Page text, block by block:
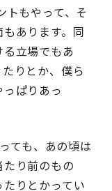
トもやって、そ
あります。同
立場でもあ
りとか、僕ら
ぱりあっ
ても、あの頃は
り前のもの
りとかってい